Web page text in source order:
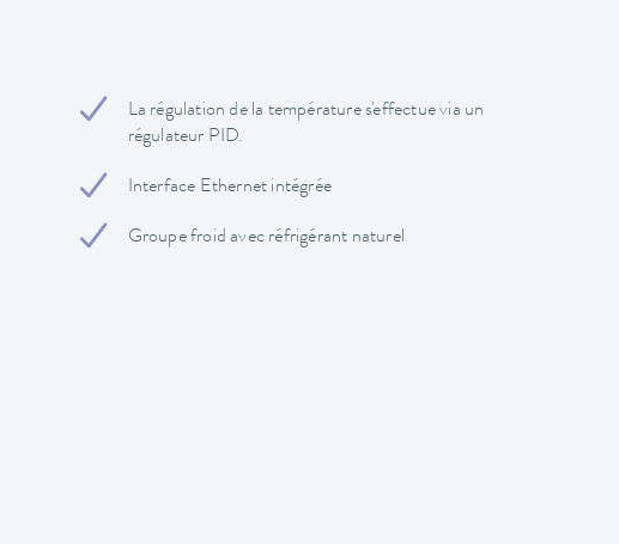
La régulation de la température s'effectue via un
régulateur PID.
Interface Ethernet intégrée
Groupe froid avec réfrigérant naturel